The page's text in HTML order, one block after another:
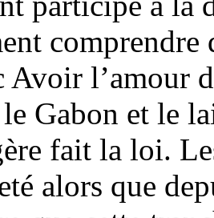
comprendre
Avoir l’amour
Gabon et le
fait la loi.
alors que